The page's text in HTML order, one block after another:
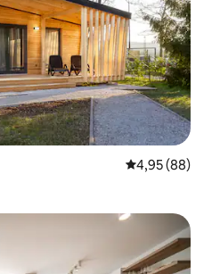
4,95 ud af 5 i
4,95 (88)